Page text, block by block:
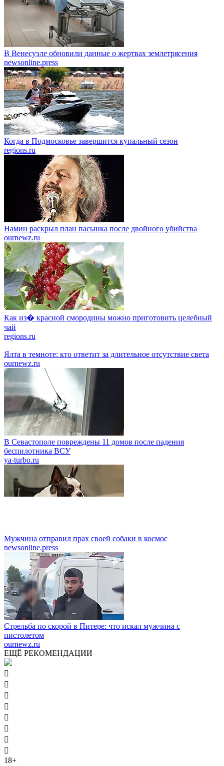
В Венесуэле обновили данные о жертвах землетрясения
newsonline.press
Когда в Подмосковье завершится купальный сезон
regions.ru
Намин раскрыл план пасынка после двойного убийства
ournewz.ru
Как из� красной смородины можно приготовить целебный
чай
regions.ru
Ялта в темноте: кто ответит за длительное отсутствие света
ournewz.ru
В Севастополе повреждены 11 домов после падения
беспилотника ВСУ
ya-turbo.ru
Мужчина отправил прах своей собаки в космос
newsonline.press
Стрельба по скорой в Питере: что искал мужчина с
пистолетом
ournewz.ru
ЕЩЁ РЕКОМЕНДАЦИИ








18+